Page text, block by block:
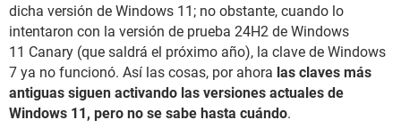
dicha versión de Windows 11; no obstante, cuando lo
intentaron con la versión de prueba 24H2 de Windows
11 Canary (que saldrá el próximo año), la clave de Windows
7 ya no funcionó. Así las cosas, por ahora las claves más
antiguas siguen activando las versiones actuales de
Windows 11, pero no se sabe hasta cuándo.